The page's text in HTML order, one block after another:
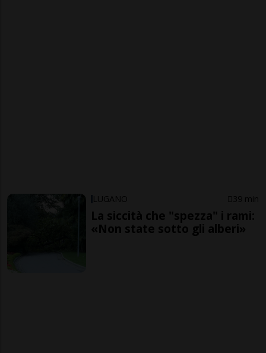
LUGANO 39 min
La siccità che "spezza" i rami:
«Non state sotto gli alberi»